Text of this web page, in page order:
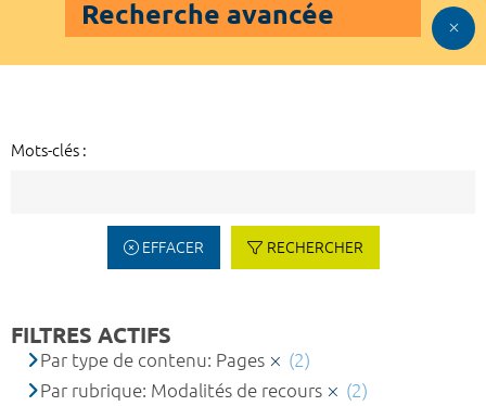
Recherche avancée
Mots-clés :
EFFACER RECHERCHER
FILTRES ACTIFS
Par type de contenu: Pages
(2)
Par rubrique: Modalités de recours
(2)